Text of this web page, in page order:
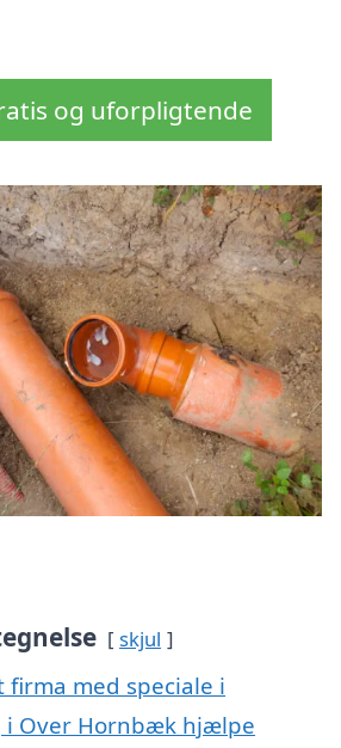
og uforpligtende
skjul
firma med speciale i
i Over Hornbæk hjælpe